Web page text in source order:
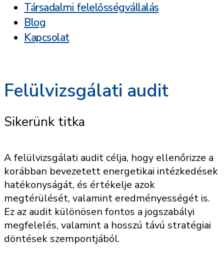
Társadalmi felelősségvállalás
Blog
Kapcsolat
Felülvizsgálati audit
Sikerünk titka
A felülvizsgálati audit célja, hogy ellenőrizze a
korábban bevezetett energetikai intézkedések
hatékonyságát, és értékelje azok
megtérülését, valamint eredményességét is.
Ez az audit különösen fontos a jogszabályi
megfelelés, valamint a hosszú távú stratégiai
döntések szempontjából.